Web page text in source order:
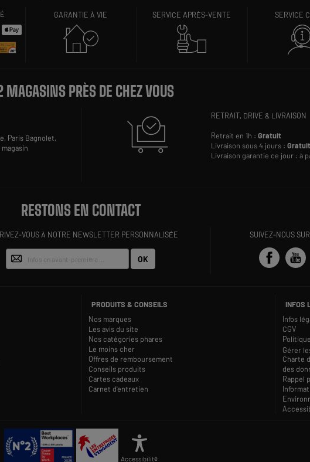
GARANTIE À VIE SERVICE APRÈS-VENTE SERVICE
MAGASINS PRÈS DE CHEZ VOUS
Paris Bagnolet,
RETRAIT, DRIVE & LIVRAISON
Retrait en 1h :Gratuit
Livraison sous 4 jours :Gratuit
Livraison garantie ce jour : à
RESTONS EN CONTACT
VOUS À NOTRE NEWSLETTER PERSONNALISÉE
OK
SUIVEZ-NOUS
PRODUITS & CONSEILS
Nos marques
Les avis du site
Nos catégories phares
Le moins cher
Offres de remboursement
Conseils produits
Cartes cadeaux
Carnet d'entretien
INFOS
Infos
CGV
Gérer
Charte
des
Rappel
Accessibilité